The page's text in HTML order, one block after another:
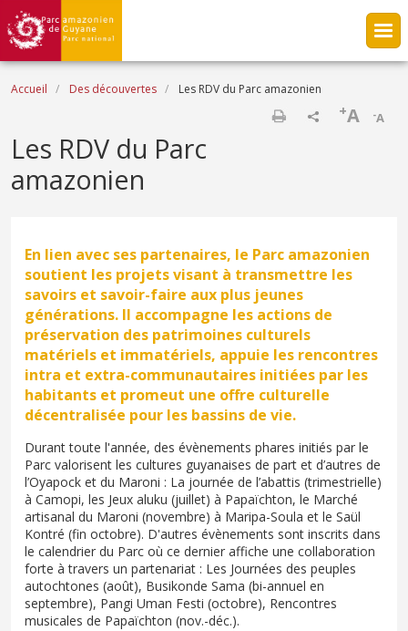
Aller au contenu principal
Fil d'Ariane
Accueil Des découvertes Les RDV du Parc amazonien
-A
+A
Les RDV du Parc
amazonien
En lien avec ses partenaires, le Parc amazonien
soutient les projets visant à transmettre les
savoirs et savoir-faire aux plus jeunes
générations. Il accompagne les actions de
préservation des patrimoines culturels
matériels et immatériels, appuie les rencontres
intra et extra-communautaires initiées par les
habitants et promeut une offre culturelle
décentralisée pour les bassins de vie.
Durant toute l'année, des évènements phares initiés par le
Parc valorisent les cultures guyanaises de part et d’autres de
l’Oyapock et du Maroni : La journée de l’abattis (trimestrielle)
à Camopi, les Jeux aluku (juillet) à Papaïchton, le Marché
artisanal du Maroni (novembre) à Maripa-Soula et le Saül
Kontré (fin octobre). D'autres évènements sont inscrits dans
le calendrier du Parc où ce dernier affiche une collaboration
forte à travers un partenariat : Les Journées des peuples
autochtones (août), Busikonde Sama (bi-annuel en
septembre), Pangi Uman Festi (octobre), Rencontres
musicales de Papaïchton (nov.-déc.).